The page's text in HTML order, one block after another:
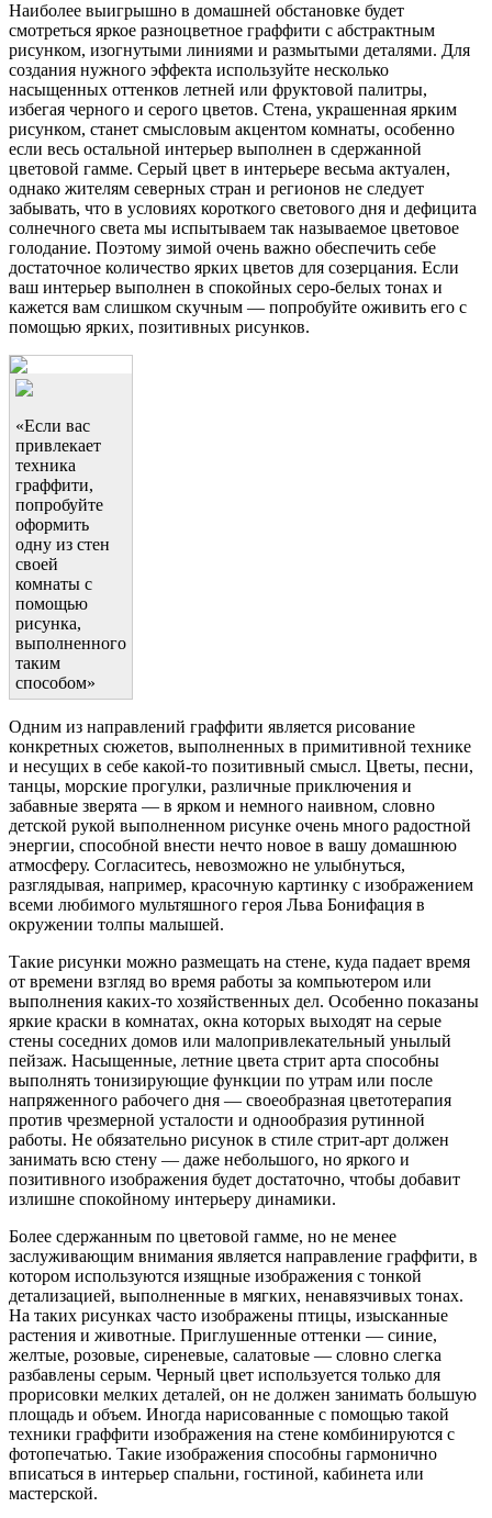
Наиболее выигрышно в домашней обстановке будет
смотреться яркое разноцветное граффити с абстрактным
рисунком, изогнутыми линиями и размытыми деталями. Для
создания нужного эффекта используйте несколько
насыщенных оттенков летней или фруктовой палитры,
избегая черного и серого цветов. Стена, украшенная ярким
рисунком, станет смысловым акцентом комнаты, особенно
если весь остальной интерьер выполнен в сдержанной
цветовой гамме. Серый цвет в интерьере весьма актуален,
однако жителям северных стран и регионов не следует
забывать, что в условиях короткого светового дня и дефицита
солнечного света мы испытываем так называемое цветовое
голодание. Поэтому зимой очень важно обеспечить себе
достаточное количество ярких цветов для созерцания. Если
ваш интерьер выполнен в спокойных серо-белых тонах и
кажется вам слишком скучным — попробуйте оживить его с
помощью ярких, позитивных рисунков.
«Если вас
привлекает
техника
граффити,
попробуйте
оформить
одну из стен
своей
комнаты с
помощью
рисунка,
выполненного
таким
способом»
Одним из направлений граффити является рисование
конкретных сюжетов, выполненных в примитивной технике
и несущих в себе какой-то позитивный смысл. Цветы, песни,
танцы, морские прогулки, различные приключения и
забавные зверята — в ярком и немного наивном, словно
детской рукой выполненном рисунке очень много радостной
энергии, способной внести нечто новое в вашу домашнюю
атмосферу. Согласитесь, невозможно не улыбнуться,
разглядывая, например, красочную картинку с изображением
всеми любимого мультяшного героя Льва Бонифация в
окружении толпы малышей.
Такие рисунки можно размещать на стене, куда падает время
от времени взгляд во время работы за компьютером или
выполнения каких-то хозяйственных дел. Особенно показаны
яркие краски в комнатах, окна которых выходят на серые
стены соседних домов или малопривлекательный унылый
пейзаж. Насыщенные, летние цвета стрит арта способны
выполнять тонизирующие функции по утрам или после
напряженного рабочего дня — своеобразная цветотерапия
против чрезмерной усталости и однообразия рутинной
работы. Не обязательно рисунок в стиле стрит-арт должен
занимать всю стену — даже небольшого, но яркого и
позитивного изображения будет достаточно, чтобы добавит
излишне спокойному интерьеру динамики.
Более сдержанным по цветовой гамме, но не менее
заслуживающим внимания является направление граффити, в
котором используются изящные изображения с тонкой
детализацией, выполненные в мягких, ненавязчивых тонах.
На таких рисунках часто изображены птицы, изысканные
растения и животные. Приглушенные оттенки — синие,
желтые, розовые, сиреневые, салатовые — словно слегка
разбавлены серым. Черный цвет используется только для
прорисовки мелких деталей, он не должен занимать большую
площадь и объем. Иногда нарисованные с помощью такой
техники граффити изображения на стене комбинируются с
фотопечатью. Такие изображения способны гармонично
вписаться в интерьер спальни, гостиной, кабинета или
мастерской.